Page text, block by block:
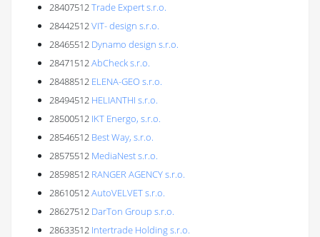
28407512Trade Expert s.r.o.
28442512VIT- design s.r.o.
28465512 Dynamo design s.r.o.
28471512AbCheck s.r.o.
28488512 ELENA-GEO s.r.o.
28494512 HELIANTHI s.r.o.
28500512 IKT Energo, s.r.o.
28546512 Best Way, s.r.o.
28575512 MediaNest s.r.o.
28598512 RANGER AGENCY s.r.o.
28610512AutoVELVET s.r.o.
28627512 DarTon Group s.r.o.
28633512 Intertrade Holding s.r.o.